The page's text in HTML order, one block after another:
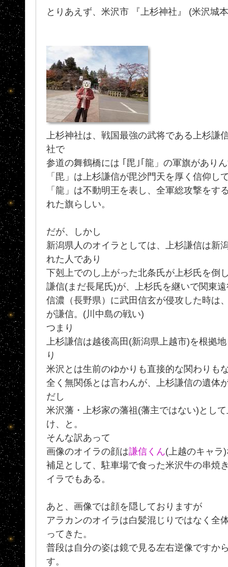
とりあえず、米沢市 『上杉神社』 (米沢城
上杉神社は、戦国最強の武将である上杉謙
社で
参道の舞鶴橋には ｢毘｣｢龍」の軍旗があり
「毘」は上杉謙信が毘沙門天を厚く信仰し
「龍」は不動明王を表し、全軍総攻撃をす
れた旗らしい。
だが、しかし
新潟県人のオイラとしては、上杉謙信は新
れた人であり
下剋上でのし上がった北条氏が上杉氏を倒
謙信(まだ長尾氏)が、上杉氏を継いで関東
信濃（長野県）に武田信玄が侵攻した時は
が謙信。(川中島の戦い)
つまり
上杉謙信は越後高田(新潟県上越市)を根拠
り
米沢とは生前のゆかりも直接的な関わりも
全く無関係とは言わんが、上杉謙信の遺体
だし
米沢藩・上杉家の藩祖(藩主ではない)とし
け、と。
そんな訳あって
画像のオイラの顔は謙信くん(上越のキャ
補足として、駐車場で食った米沢牛の串焼
イラでもある。
あと、画像では顔を隠しておりますが
アラカンのオイラは白髪混じりではなく全
ってきた。
普段は自分の姿は鏡で見る左右逆像ですか
す。